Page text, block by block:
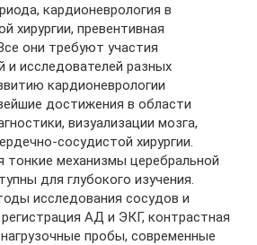
кардионеврология в
хирургии, превентивная
они требуют участия
и исследователей разных
кардионеврологии
достижения в области
визуализации мозга,
сосудистой хирургии.
тонкие механизмы церебральной
для глубокого изучения.
исследования сосудов и
АД и ЭКГ, контрастная
пробы, современные